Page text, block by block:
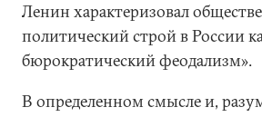
Ленин характеризовал
политический строй в России
бюрократический феодализм».
В определенном смысле и,